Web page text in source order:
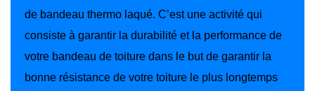
de bandeau thermo laqué. C’est une activité qui
consiste à garantir la durabilité et la performance de
votre bandeau de toiture dans le but de garantir la
bonne résistance de votre toiture le plus longtemps